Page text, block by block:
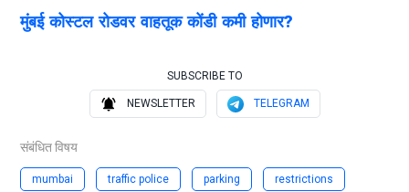
मुंबई कोस्टल रोडवर वाहतूक कोंडी कमी होणार?
SUBSCRIBE TO
NEWSLETTER TELEGRAM
संबंधित विषय
mumbai traffic police parking restrictions